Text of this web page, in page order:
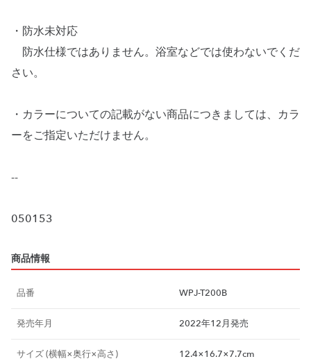
・防水未対応
防水仕様ではありません。浴室などでは使わないでくだ
さい。
・カラーについての記載がない商品につきましては、カラ
ーをご指定いただけません。
--
商品情報
品番 WPJ-T200B
発売年月 2022年12月発売
サイズ (横幅×奥行×高さ) 12.4×16.7×7.7cm